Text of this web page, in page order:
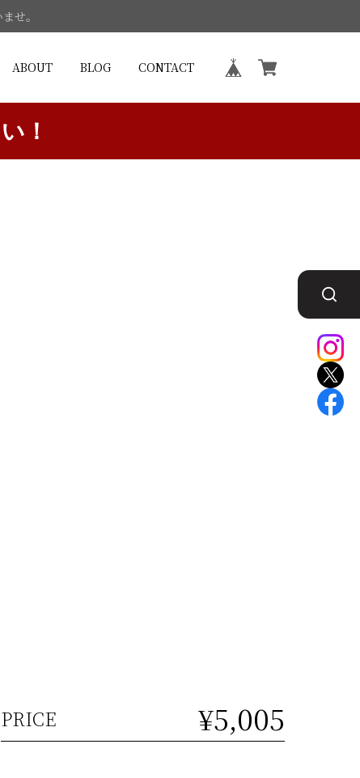
せ。
ABOUT BLOG CONTACT
！
PRICE ¥5,005